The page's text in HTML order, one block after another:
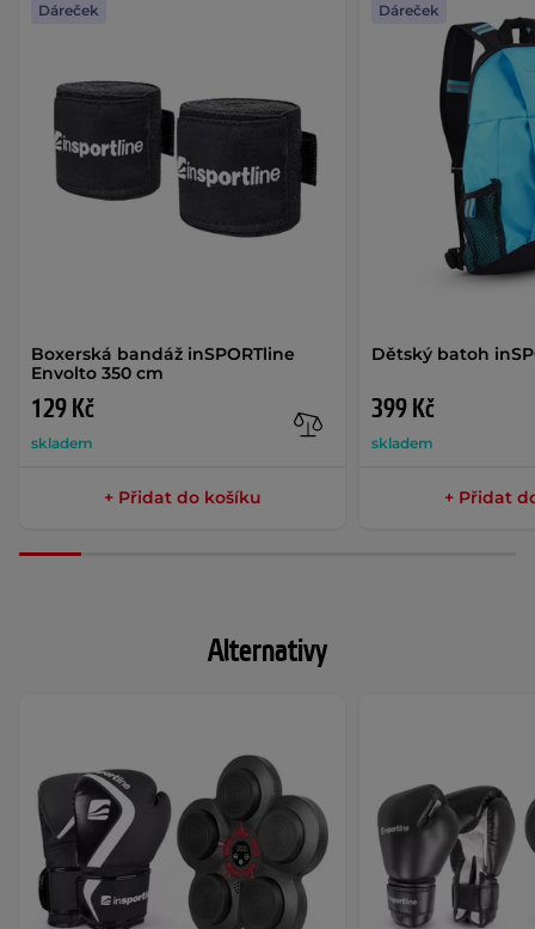
Boxerská bandáž inSPORTline
Envolto 350 cm
129 Kč
skladem
Dáreček
+ Přidat do košíku
Dětský batoh
399 Kč
skladem
Dáreček
+ Přidat
Alternativy